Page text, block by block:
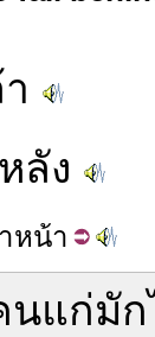
หลัง
หน้า
นแก่มัก